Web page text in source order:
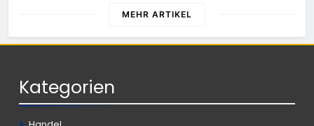
Wer hat den Fahrraddieb gesehen?
MEHR ARTIKEL
Kategorien